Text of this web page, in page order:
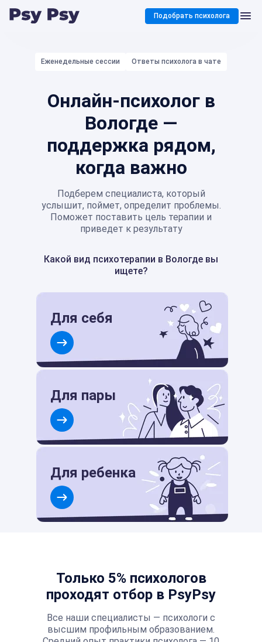
Подобрать психолога
Еженедельные сессии Ответы психолога в чате
Онлайн-психолог в
Вологде —
поддержка рядом,
когда важно
Подберем специалиста, который
услышит, поймет, определит проблемы.
Поможет поставить цель терапии и
приведет к результату
Какой вид психотерапии в Вологде вы
ищете?
Для себя
Для пары
Для ребенка
Только 5% психологов
проходят отбор в PsyPsy
Все наши специалисты — психологи с
высшим профильным образованием.